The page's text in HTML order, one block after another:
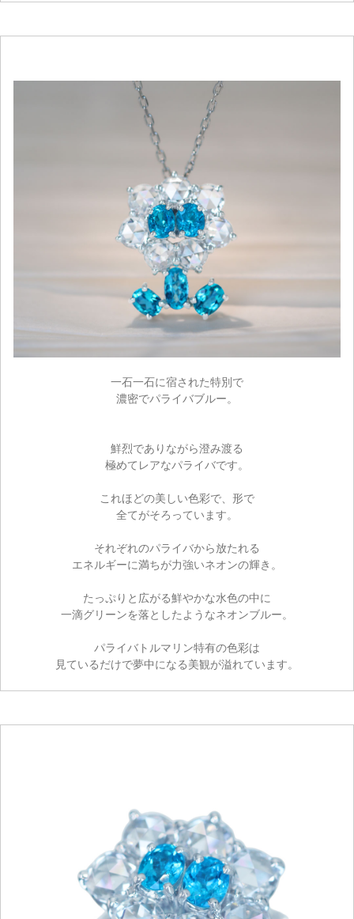
一石一石に宿された特別で
濃密でパライバブルー。
鮮烈でありながら澄み渡る
極めてレアなパライバです。
これほどの美しい色彩で、形で
全てがそろっています。
それぞれのパライバから放たれる
エネルギーに満ちが力強いネオンの輝き。
たっぷりと広がる鮮やかな水色の中に
一滴グリーンを落としたようなネオンブルー。
パライバトルマリン特有の色彩は
見ているだけで夢中になる美観が溢れています。